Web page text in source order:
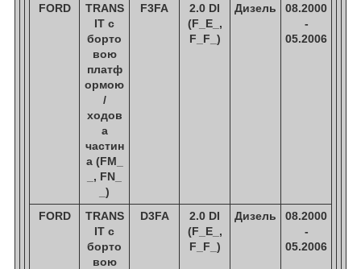
FORD
TRANS
IT c
борто
вою
платф
ормою
/
ходов
а
частин
а (FM_
_, FN_
_)
F3FA
2.0 DI
(F_E_,
F_F_)
Дизель
08.2000
-
05.2006
FORD
TRANS
IT c
борто
вою
D3FA
2.0 DI
(F_E_,
F_F_)
Дизель
08.2000
-
05.2006